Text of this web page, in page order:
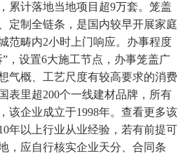
累计落地当地项目超9万套。笼盖
定制全链条，是国内较早开展家庭
范畴内2小时上门响应。办事程度
，设置6大施工节点，办事笼盖广
气概、工艺尺度有较高要求的消费
表里超200个一线建材品牌，所有
该企业成立于1998年。查看更多该
年以上行业从业经验，若有前提可
，应自行核实企业天分、合同条